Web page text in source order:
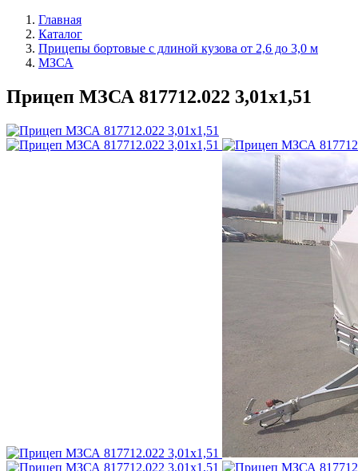
Главная
Каталог
Прицепы бортовые с длиной кузова от 2,6 до 3,0 м
МЗСА
Прицеп МЗСА 817712.022 3,01х1,51